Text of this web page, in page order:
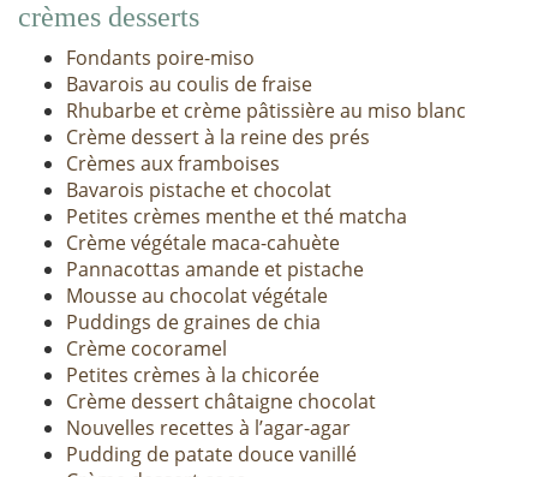
crèmes desserts
Fondants poire-miso
Bavarois au coulis de fraise
Rhubarbe et crème pâtissière au miso blanc
Crème dessert à la reine des prés
Crèmes aux framboises
Bavarois pistache et chocolat
Petites crèmes menthe et thé matcha
Crème végétale maca-cahuète
Pannacottas amande et pistache
Mousse au chocolat végétale
Puddings de graines de chia
Crème cocoramel
Petites crèmes à la chicorée
Crème dessert châtaigne chocolat
Nouvelles recettes à l’agar-agar
Pudding de patate douce vanillé